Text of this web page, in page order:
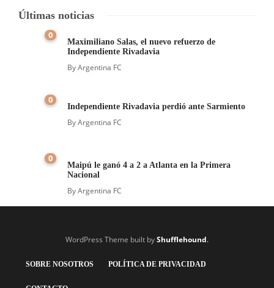
Últimas noticias
0
Maximiliano Salas, el nuevo refuerzo de
Independiente Rivadavia
ByArgentina FC
0
Independiente Rivadavia perdió ante Sarmiento
ByArgentina FC
0
Maipú le ganó 4 a 2 a Atlanta en la Primera
Nacional
ByArgentina FC
WordPress Theme built byShufflehound.
SOBRE NOSOTROS POLÍTICA DE PRIVACIDAD